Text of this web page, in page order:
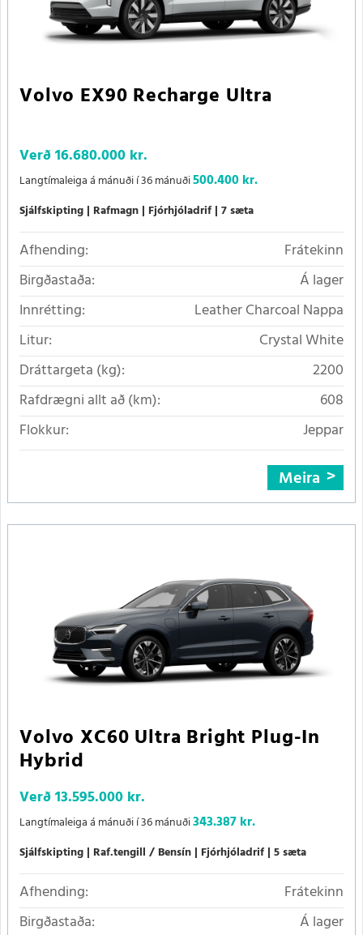
Volvo EX90 Recharge Ultra
Verð16.680.000 kr.
Langtímaleiga á mánuði í 36 mánuði500.400 kr.
Sjálfskipting Rafmagn Fjórhjóladrif 7 sæta
Afhending:
Frátekinn
Birgðastaða:
Á lager
Innrétting:
Leather Charcoal Nappa
Litur:
Crystal White
Dráttargeta (kg):
2200
Rafdrægni allt að (km):
608
Flokkur:
Jeppar
Meira
Volvo XC60 Ultra Bright Plug-In
Hybrid
Verð13.595.000 kr.
Langtímaleiga á mánuði í 36 mánuði343.387 kr.
Sjálfskipting Raf.tengill / Bensín Fjórhjóladrif 5 sæta
Afhending:
Frátekinn
Birgðastaða:
Á lager